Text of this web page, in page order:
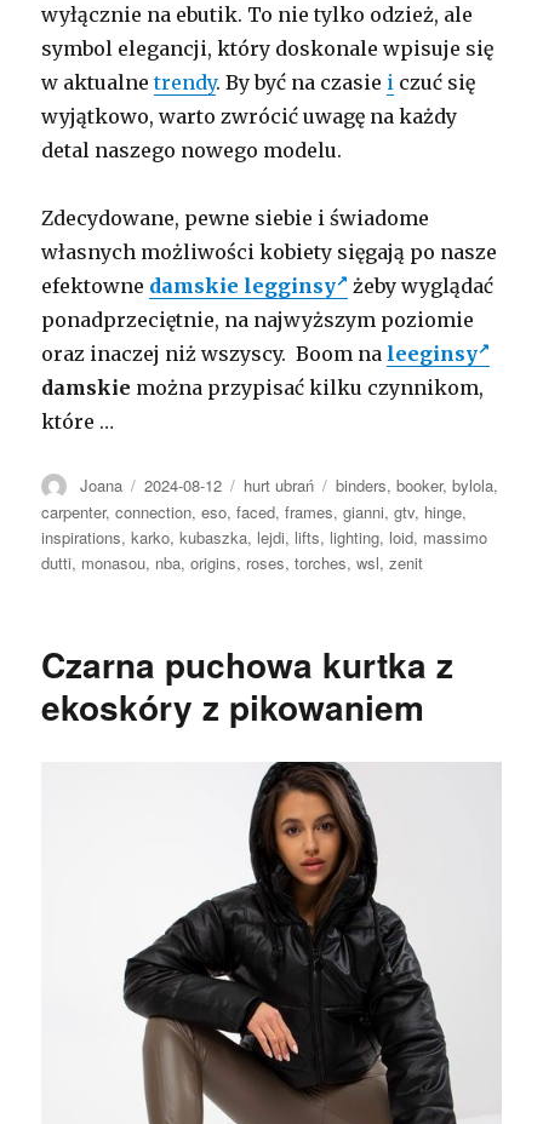
wyłącznie na ebutik. To nie tylko odzież, ale
symbol elegancji, który doskonale wpisuje się
w aktualnetrendy. By być na czasie i czuć się
wyjątkowo, warto zwrócić uwagę na każdy
detal naszego nowego modelu.
Zdecydowane, pewne siebie i świadome
własnych możliwości kobiety sięgają po nasze
efektowne damskie legginsy
żeby wyglądać
ponadprzeciętnie, na najwyższym poziomie
oraz inaczej niż wszyscy. Boom na leeginsy
damskie można przypisać kilku czynnikom,
które …
Autor
Joana Opublikowano
2024-08-12 Kategorie
hurt ubrań Tagi
binders,booker,bylola,
carpenter,connection,eso,faced,frames,gianni,gtv, hinge,
inspirations,karko,kubaszka, lejdi, lifts, lighting, loid, massimo
dutti, monasou, nba,origins, roses,torches,wsl,zenit
Czarna puchowa kurtka z
ekoskóry z pikowaniem